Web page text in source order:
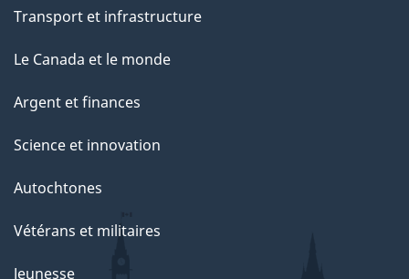
Transport et infrastructure
Le Canada et le monde
Argent et finances
Science et innovation
Autochtones
Vétérans et militaires
Jeunesse